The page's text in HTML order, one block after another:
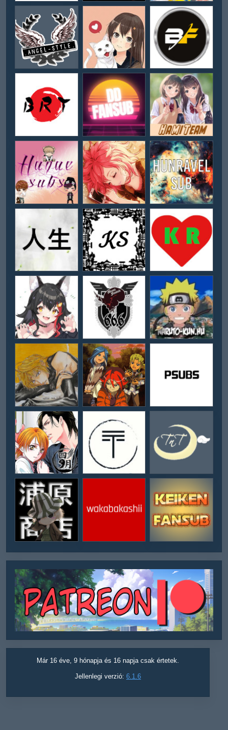
Már 16 éve, 9 hónapja és 16 napja csak értetek.
Jellenlegi verzió: 6.1.6